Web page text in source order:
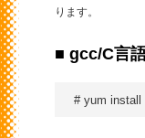
ります。
■ gcc/C言